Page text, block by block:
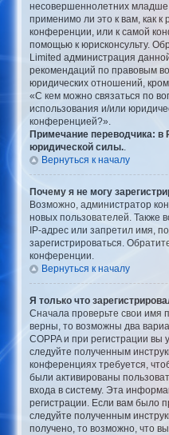
несовершеннолетних
применимо ли это к вам, как
конференции, или к самой
помощью к юрисконсульту.
Limited администрация
рекомендаций по правовым
юридических отношений,
«С кем можно связаться по
использования и/или
конференцией?».
Примечание переводчика: в
юридической силы..
Вернуться к началу
Почему я не могу
Возможно, администратор
новых пользователей. Также
IP-адрес или запретил имя,
зарегистрироваться.
конференции.
Вернуться к началу
Я только что
Сначала проверьте свои имя
верны, то возможны два
COPPA и при регистрации вы
следуйте полученным
конференциях требуется,
были активированы
входа в систему. Эта
регистрации. Если вам было
следуйте полученным
получено, то возможно, что